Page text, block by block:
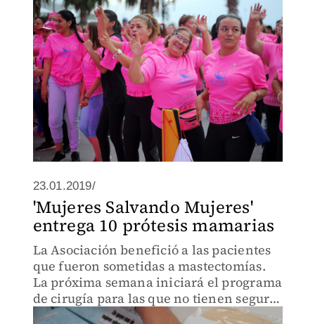
23.01.2019/
'Mujeres Salvando Mujeres'
entrega 10 prótesis mamarias
La Asociación benefició a las pacientes
que fueron sometidas a mastectomías.
La próxima semana iniciará el programa
de cirugía para las que no tienen seguro
social.